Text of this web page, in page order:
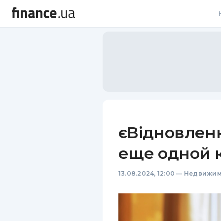
еще одной
13.08.2024, 12:00 —